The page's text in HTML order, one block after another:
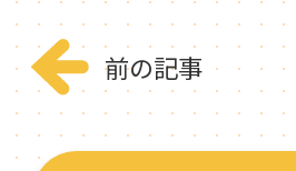
前の記事